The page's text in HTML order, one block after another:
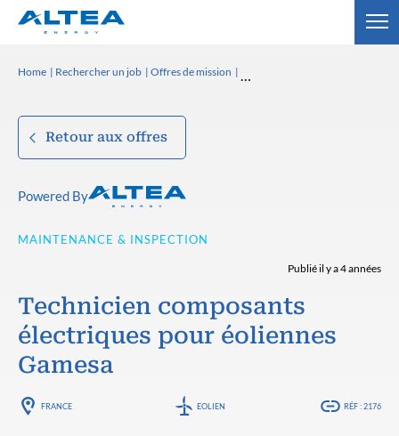
Home Rechercher un job Offres de mission
Retour aux offres
Powered By
MAINTENANCE & INSPECTION
Publié il y a 4 années
Technicien composants
électriques pour éoliennes
Gamesa
FRANCE EOLIEN RÉF : 2176